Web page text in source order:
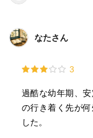
伊岡さんは、こ
一人の子供が成
超えた「愛」と「
『奔流の海』は
に生きようとす
してしまう傑作で
なたさん
3
過酷な幼年期、
の行き着く先が
した。